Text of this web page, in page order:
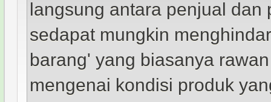
langsung antara penjual dan
sedapat mungkin
barang' yang biasanya
mengenai kondisi produk